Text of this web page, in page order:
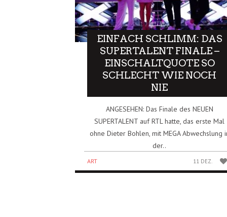
EINFACH SCHLIMM: DAS
SUPERTALENT FINALE –
EINSCHALTQUOTE SO
SCHLECHT WIE NOCH
NIE
ANGESEHEN: Das Finale des NEUEN
SUPERTALENT auf RTL hatte, das erste Mal
ohne Dieter Bohlen, mit MEGA Abwechslung
der..
ART 11 DEZ.